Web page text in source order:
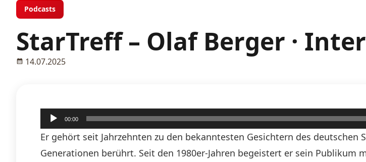
Podcasts
StarTreff – Olaf Berger ·
14.07.2025
Audio-
Player
00:00
Er gehört seit Jahrzehnten zu den bekanntesten Gesichtern des
Generationen berührt. Seit den 1980er-Jahren begeistert er sein